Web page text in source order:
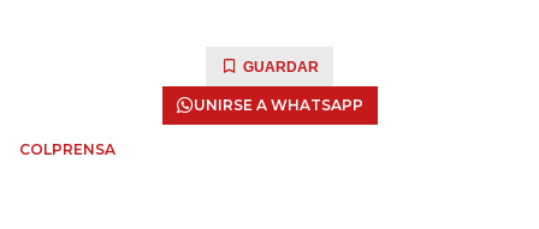
GUARDAR
UNIRSE A WHATSAPP
COLPRENSA